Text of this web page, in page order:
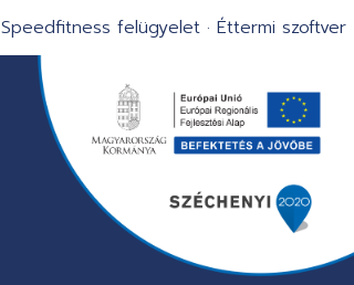
Speedfitness felügyelet ·Éttermi szoftver